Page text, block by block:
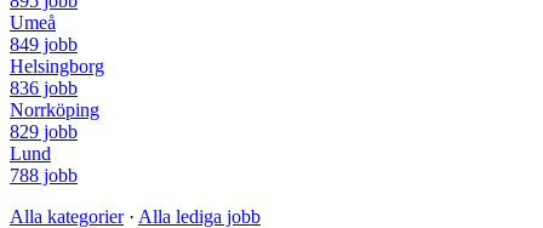
Umeå
849 jobb
Helsingborg
836 jobb
Norrköping
829 jobb
Lund
788 jobb
Alla kategorier· Alla lediga jobb